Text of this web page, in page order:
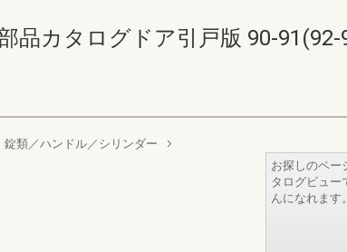
品カタログドア引戸版 90-91(92-
錠類／ハンドル／シリンダー
お探しのペー
タログビュー
んになれます。